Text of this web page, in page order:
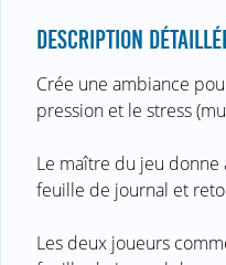
DESCRIPTION
Crée une ambiance
pression et le stress
Le maître du jeu
feuille de journal et
Les deux joueurs